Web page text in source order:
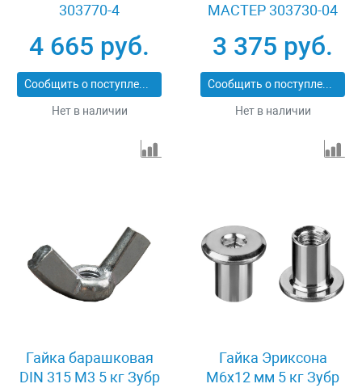
303770-4
4 665 руб.
Сообщить о поступлении
Нет в наличии
МАСТЕР 303730-04
3 375 руб.
Сообщить о поступлении
Нет в наличии
Гайка барашковая
DIN 315 M3 5 кг Зубр
Гайка Эриксона
M6x12 мм 5 кг Зубр